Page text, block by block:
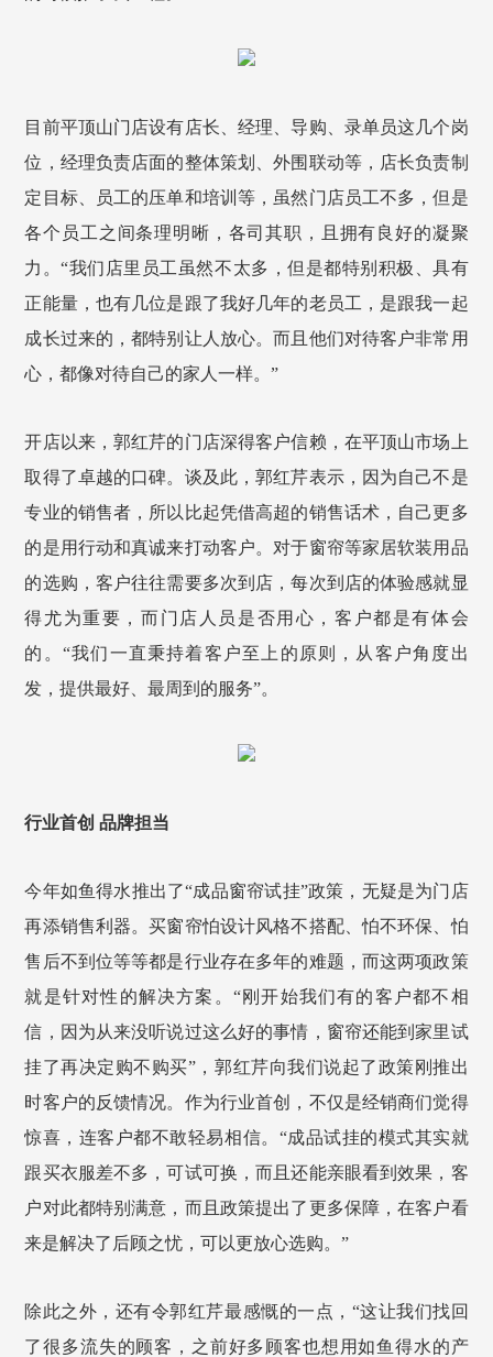
目前平顶山门店设有店长、经理、导购、录单员这几个岗
位，经理负责店面的整体策划、外围联动等，店长负责制
定目标、员工的压单和培训等，虽然门店员工不多，但是
各个员工之间条理明晰，各司其职，且拥有良好的凝聚
力。“我们店里员工虽然不太多，但是都特别积极、具有
正能量，也有几位是跟了我好几年的老员工，是跟我一起
成长过来的，都特别让人放心。而且他们对待客户非常用
心，都像对待自己的家人一样。”
开店以来，郭红芹的门店深得客户信赖，在平顶山市场上
取得了卓越的口碑。谈及此，郭红芹表示，因为自己不是
专业的销售者，所以比起凭借高超的销售话术，自己更多
的是用行动和真诚来打动客户。对于窗帘等家居软装用品
的选购，客户往往需要多次到店，每次到店的体验感就显
得尤为重要，而门店人员是否用心，客户都是有体会
的。“我们一直秉持着客户至上的原则，从客户角度出
发，提供最好、最周到的服务”。
行业首创 品牌担当
今年如鱼得水推出了“成品窗帘试挂”政策，无疑是为门店
再添销售利器。买窗帘怕设计风格不搭配、怕不环保、怕
售后不到位等等都是行业存在多年的难题，而这两项政策
就是针对性的解决方案。“刚开始我们有的客户都不相
信，因为从来没听说过这么好的事情，窗帘还能到家里试
挂了再决定购不购买”，郭红芹向我们说起了政策刚推出
时客户的反馈情况。作为行业首创，不仅是经销商们觉得
惊喜，连客户都不敢轻易相信。“成品试挂的模式其实就
跟买衣服差不多，可试可换，而且还能亲眼看到效果，客
户对此都特别满意，而且政策提出了更多保障，在客户看
来是解决了后顾之忧，可以更放心选购。”
除此之外，还有令郭红芹最感慨的一点，“这让我们找回
了很多流失的顾客，之前好多顾客也想用如鱼得水的产